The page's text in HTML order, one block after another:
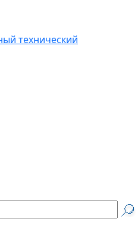
технический